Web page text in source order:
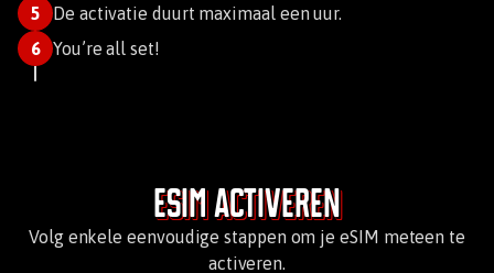
5
De activatie duurt maximaal een uur.
6
You’re all set!
eSIM activeren
Volg enkele eenvoudige stappen om je eSIM meteen te
activeren.